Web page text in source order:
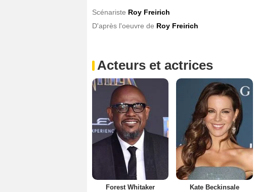
Scénariste Roy Freirich
D'après l'oeuvre de Roy Freirich
Acteurs et actrices
Forest Whitaker Kate Beckinsale